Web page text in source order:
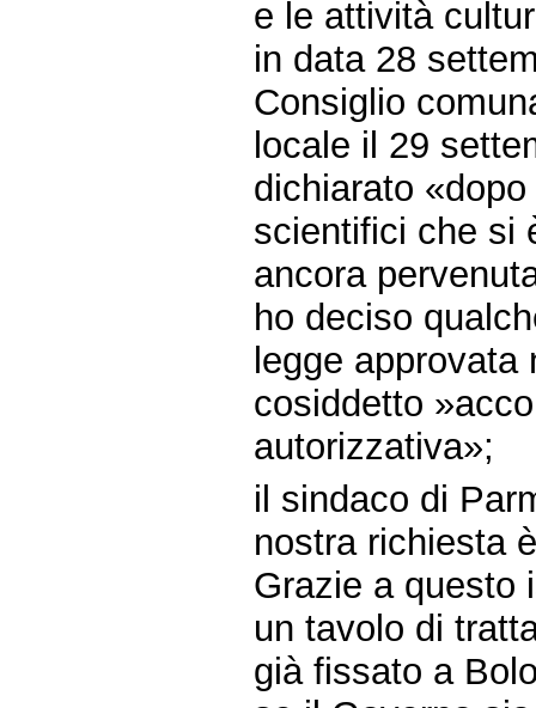
e le attività
in data 28
Consiglio
locale il 29
dichiarato
scientifici che si
ancora
ho deciso
legge approvata
cosiddetto
autorizzativa»;
il sindaco di
nostra richiesta
Grazie a questo
un tavolo di
già fissato a